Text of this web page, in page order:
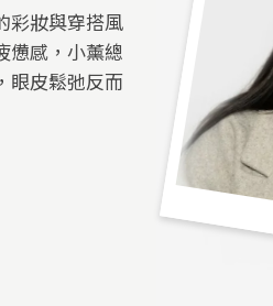
彩妝與穿搭風
憊感，小薰總
眼皮鬆弛反而